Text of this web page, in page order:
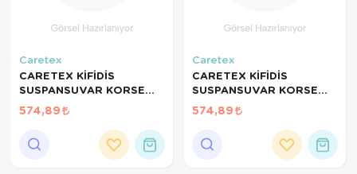
Caretex
CARETEX KİFİDİS
SUSPANSUVAR KORSE
BEYAZ NO:3 MEDİUM BEL
ÇEVRESİ:71-78CM İÇİN
574,89
Caretex
CARETEX KİFİDİS
SUSPANSUVAR KORSE
BEYAZ NO:6 2X-LARGE
BEL ÇEVRESİ:87-96CM
574,89